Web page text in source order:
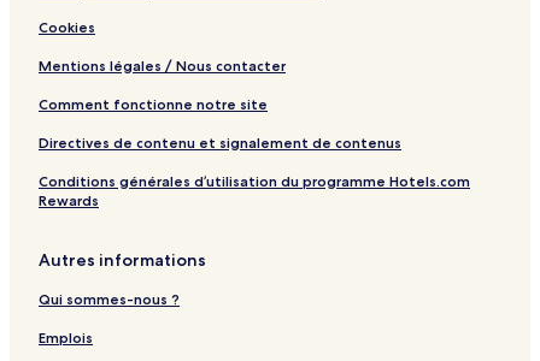
Cookies
Mentions légales / Nous contacter
Comment fonctionne notre site
Directives de contenu et signalement de contenus
Conditions générales d’utilisation du programme Hotels.com
Rewards
Autres informations
Qui sommes-nous ?
Emplois